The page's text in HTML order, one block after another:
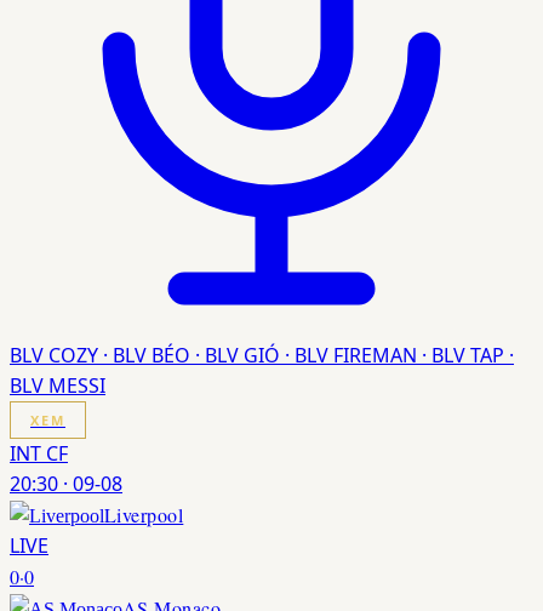
BLV COZY · BLV BÉO · BLV GIÓ · BLV FIREMAN · BLV TAP ·
BLV MESSI
XEM
INT CF
20:30 · 09-08
Liverpool
LIVE
0·0